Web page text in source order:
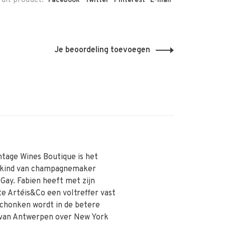
Je beoordeling toevoegen
Wines Boutique is het
van champagnemaker
Fabien heeft met zijn
Artéis&Co een voltreffer vast
wordt in de betere
Antwerpen over New York